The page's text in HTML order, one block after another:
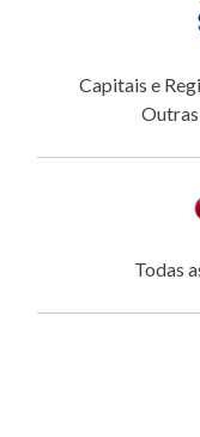
Capitais e
Todas